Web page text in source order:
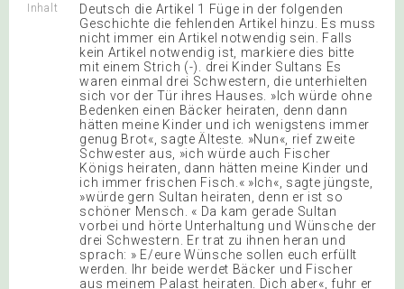
Inhalt
Deutsch die Artikel 1 Füge in der folgenden
Geschichte die fehlenden Artikel hinzu. Es muss
nicht immer ein Artikel notwendig sein. Falls
kein Artikel notwendig ist, markiere dies bitte
mit einem Strich (-). drei Kinder Sultans Es
waren einmal drei Schwestern, die unterhielten
sich vor der Tür ihres Hauses. »Ich würde ohne
Bedenken einen Bäcker heiraten, denn dann
hätten meine Kinder und ich wenigstens immer
genug Brot«, sagte Älteste. »Nun«, rief zweite
Schwester aus, »ich würde auch Fischer
Königs heiraten, dann hätten meine Kinder und
ich immer frischen Fisch.« »Ich«, sagte jüngste,
»würde gern Sultan heiraten, denn er ist so
schöner Mensch. « Da kam gerade Sultan
vorbei und hörte Unterhaltung und Wünsche der
drei Schwestern. Er trat zu ihnen heran und
sprach: » E/eure Wünsche sollen euch erfüllt
werden. Ihr beide werdet Bäcker und Fischer
aus meinem Palast heiraten. Dich aber«, fuhr er